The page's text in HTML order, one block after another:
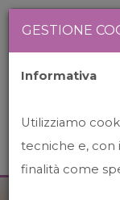
GESTIONE
Informativa
Utilizziamo
tecniche e, con
finalità come